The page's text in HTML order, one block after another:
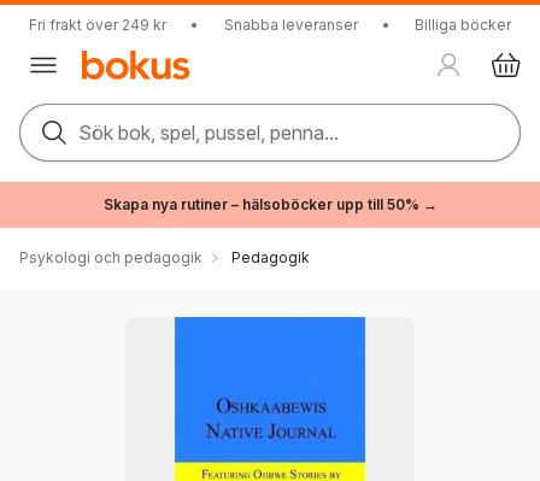
Fri frakt över 249 kr • Snabba leveranser • Billiga böcker
Sök bok, spel, pussel, penna...
Skapa nya rutiner – hälsoböcker upp till 50% →
Psykologi och pedagogik Pedagogik